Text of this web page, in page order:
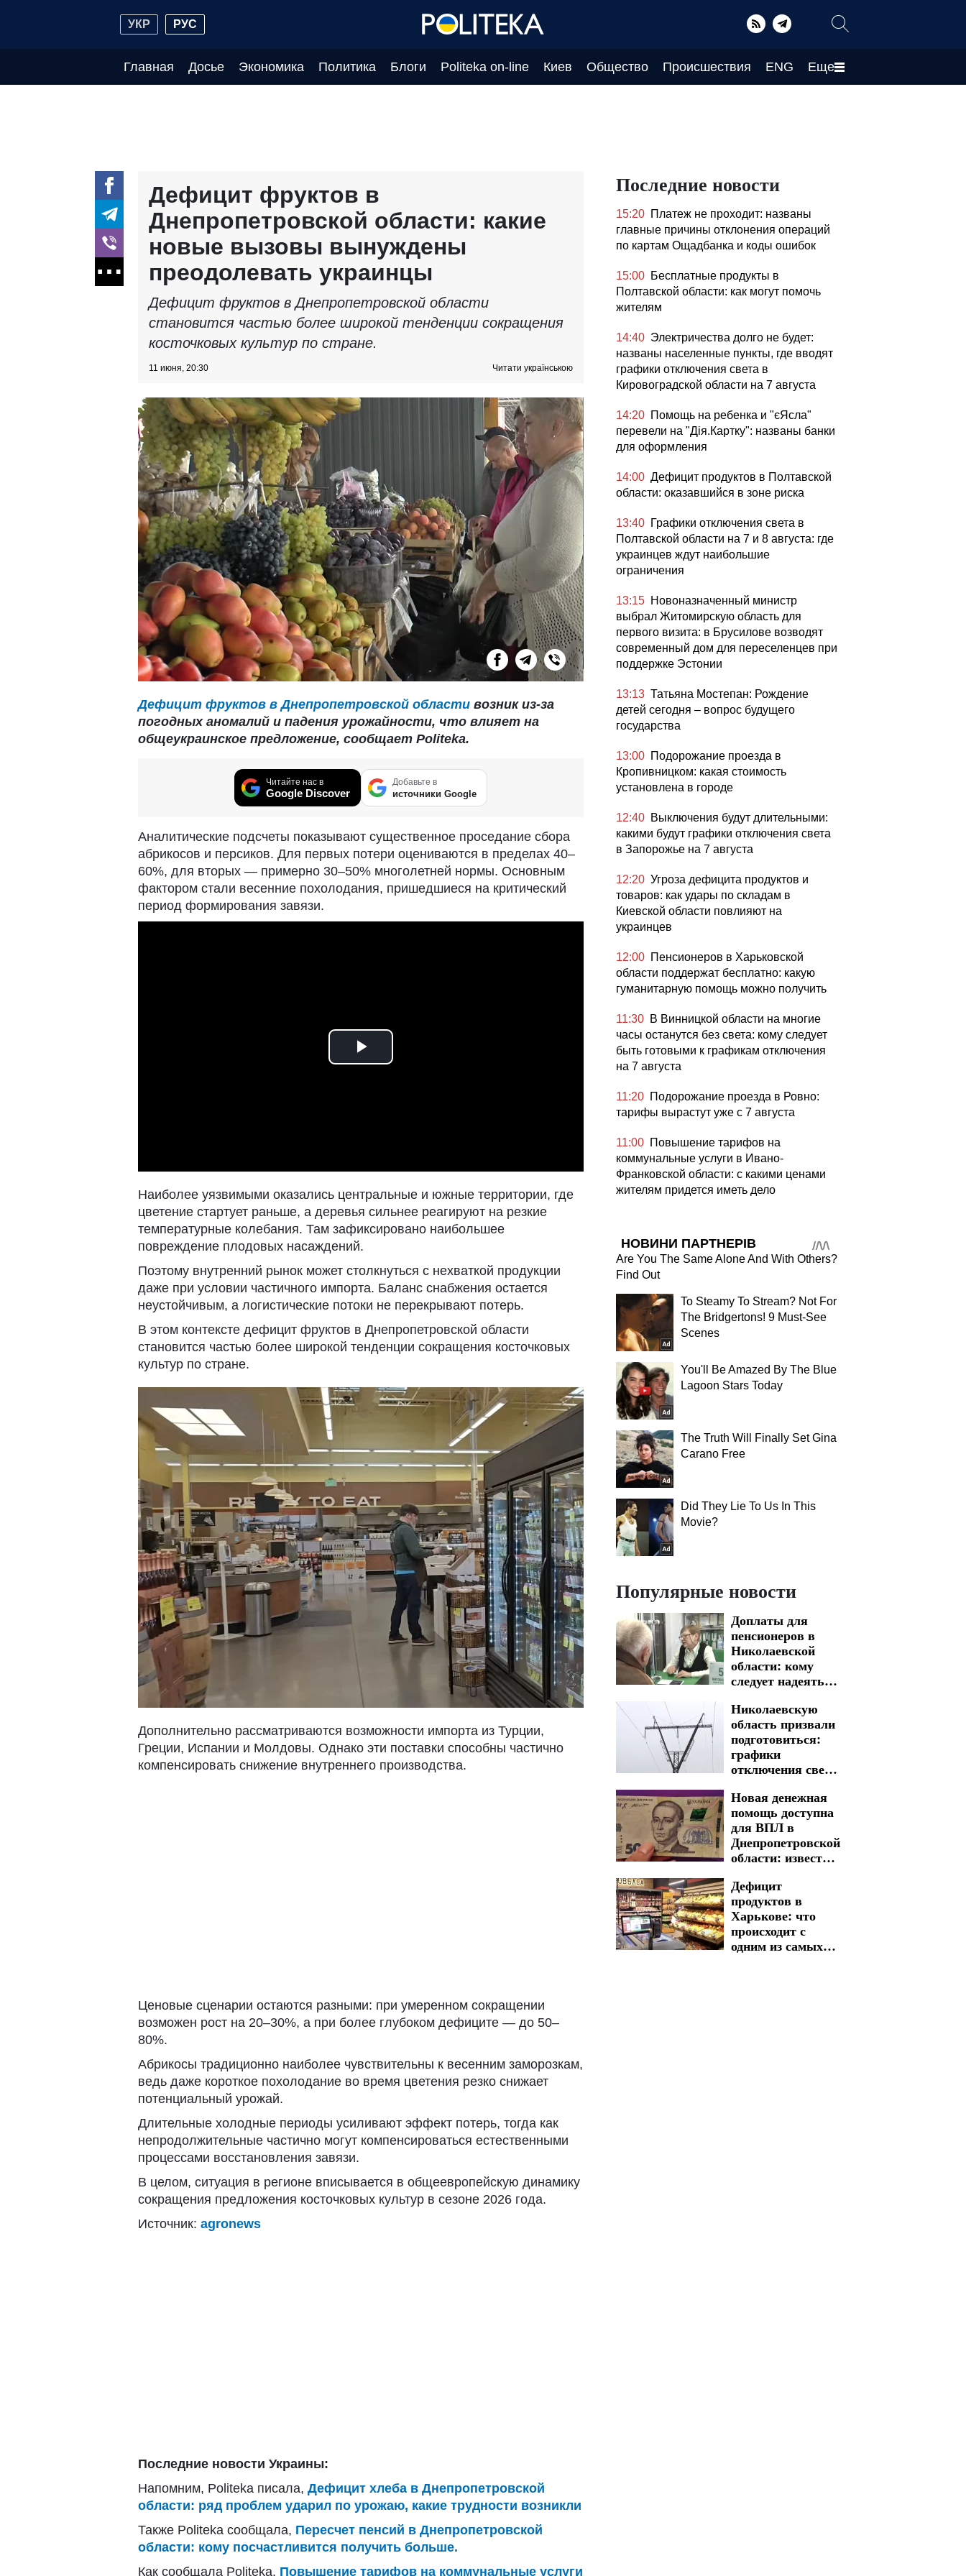
УКР РУС
Главная Досье Экономика Политика Блоги Politeka on-line Киев Общество Происшествия ENG Еще
Дефицит фруктов в
Днепропетровской области: какие
новые вызовы вынуждены
преодолевать украинцы
Дефицит фруктов в Днепропетровской области
становится частью более широкой тенденции сокращения
косточковых культур по стране.
11 июня, 20:30 Читати українською
Дефицит фруктов в Днепропетровской области возник из-за
погодных аномалий и падения урожайности, что влияет на
общеукраинское предложение, сообщает Politeka.
Читайте нас в
Google Discover
Добавьте в
источники Google
Аналитические подсчеты показывают существенное проседание сбора
абрикосов и персиков. Для первых потери оцениваются в пределах 40–
60%, для вторых — примерно 30–50% многолетней нормы. Основным
фактором стали весенние похолодания, пришедшиеся на критический
период формирования завязи.
Play
Наиболее уязвимыми оказались центральные и южные территории, где
цветение стартует раньше, а деревья сильнее реагируют на резкие
температурные колебания. Там зафиксировано наибольшее
повреждение плодовых насаждений.
Поэтому внутренний рынок может столкнуться с нехваткой продукции
даже при условии частичного импорта. Баланс снабжения остается
неустойчивым, а логистические потоки не перекрывают потерь.
В этом контексте дефицит фруктов в Днепропетровской области
становится частью более широкой тенденции сокращения косточковых
культур по стране.
Дополнительно рассматриваются возможности импорта из Турции,
Греции, Испании и Молдовы. Однако эти поставки способны частично
компенсировать снижение внутреннего производства.
Ценовые сценарии остаются разными: при умеренном сокращении
возможен рост на 20–30%, а при более глубоком дефиците — до 50–
80%.
Абрикосы традиционно наиболее чувствительны к весенним заморозкам,
ведь даже короткое похолодание во время цветения резко снижает
потенциальный урожай.
Длительные холодные периоды усиливают эффект потерь, тогда как
непродолжительные частично могут компенсироваться естественными
процессами восстановления завязи.
В целом, ситуация в регионе вписывается в общеевропейскую динамику
сокращения предложения косточковых культур в сезоне 2026 года.
Источник: agronews
Последние новости Украины:
Напомним, Politeka писала, Дефицит хлеба в Днепропетровской
области: ряд проблем ударил по урожаю, какие трудности возникли
Также Politeka сообщала, Пересчет пенсий в Днепропетровской
области: кому посчастливится получить больше.
Как сообщала Politeka, Повышение тарифов на коммунальные услуги
Последние новости
15:20 Платеж не проходит: названы
главные причины отклонения операций
по картам Ощадбанка и коды ошибок
15:00 Бесплатные продукты в
Полтавской области: как могут помочь
жителям
14:40 Электричества долго не будет:
названы населенные пункты, где вводят
графики отключения света в
Кировоградской области на 7 августа
14:20 Помощь на ребенка и "єЯсла"
перевели на "Дія.Картку": названы банки
для оформления
14:00 Дефицит продуктов в Полтавской
области: оказавшийся в зоне риска
13:40 Графики отключения света в
Полтавской области на 7 и 8 августа: где
украинцев ждут наибольшие
ограничения
13:15 Новоназначенный министр
выбрал Житомирскую область для
первого визита: в Брусилове возводят
современный дом для переселенцев при
поддержке Эстонии
13:13 Татьяна Мостепан: Рождение
детей сегодня – вопрос будущего
государства
13:00 Подорожание проезда в
Кропивницком: какая стоимость
установлена ​​в городе
12:40 Выключения будут длительными:
какими будут графики отключения света
в Запорожье на 7 августа
12:20 Угроза дефицита продуктов и
товаров: как удары по складам в
Киевской области повлияют на
украинцев
12:00 Пенсионеров в Харьковской
области поддержат бесплатно: какую
гуманитарную помощь можно получить
11:30 В Винницкой области на многие
часы останутся без света: кому следует
быть готовыми к графикам отключения
на 7 августа
11:20 Подорожание проезда в Ровно:
тарифы вырастут уже с 7 августа
11:00 Повышение тарифов на
коммунальные услуги в Ивано-
Франковской области: с какими ценами
жителям придется иметь дело
НОВИНИ ПАРТНЕРІВ
Are You The Same Alone And With Others?
Find Out
To Steamy To Stream? Not For
The Bridgertons! 9 Must-See
Scenes
You'll Be Amazed By The Blue
Lagoon Stars Today
The Truth Will Finally Set Gina
Carano Free
Did They Lie To Us In This
Movie?
Популярные новости
Доплаты для
пенсионеров в
Николаевской
области: кому
следует надеяться
Николаевскую
область призвали
подготовиться:
графики
отключения света
введены на
долгие часы
Новая денежная
помощь доступна
для ВПЛ в
Днепропетровской
области: известны
размер выплат
Дефицит
продуктов в
Харькове: что
происходит с
одним из самых